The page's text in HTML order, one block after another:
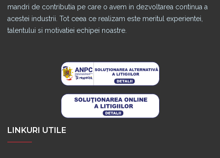
mandri de contributia pe care o avem in dezvoltarea continua a
acestei industrii. Tot ceea ce realizam este meritul experientei,
talentului si motivatiei echipei noastre.
LINKURI UTILE